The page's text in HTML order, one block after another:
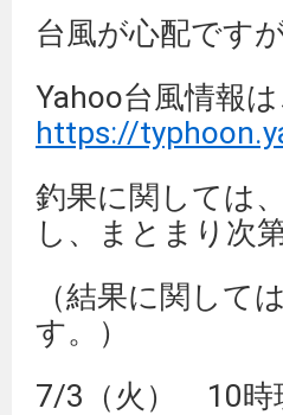
台風が心配です
Yahoo台風情
https://
釣果に関しては
し、まとまり次
（結果に関して
す。）
7/3（火） 10時